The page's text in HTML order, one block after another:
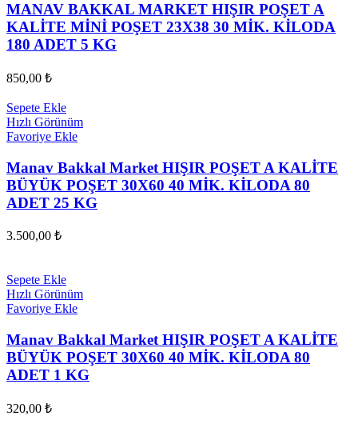
MANAV BAKKAL MARKET HIŞIR POŞET A
KALİTE MİNİ POŞET 23X38 30 MİK. KİLODA
180 ADET 5 KG
850,00 ₺
Sepete Ekle
Hızlı Görünüm
Favoriye Ekle
Manav Bakkal Market HIŞIR POŞET A KALİTE
BÜYÜK POŞET 30X60 40 MİK. KİLODA 80
ADET 25 KG
3.500,00 ₺
Sepete Ekle
Hızlı Görünüm
Favoriye Ekle
Manav Bakkal Market HIŞIR POŞET A KALİTE
BÜYÜK POŞET 30X60 40 MİK. KİLODA 80
ADET 1 KG
320,00 ₺